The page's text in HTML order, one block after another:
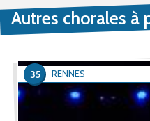
Autres chorales à
RENNES
35